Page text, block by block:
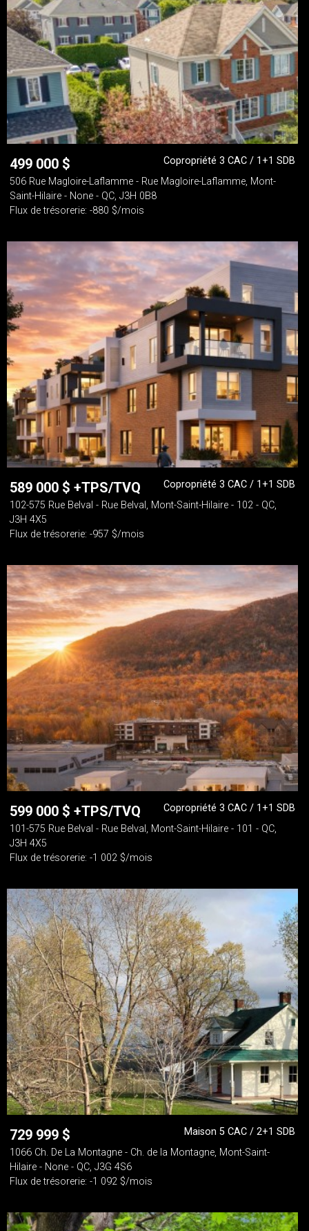
499 000 $
Copropriété 3 CAC / 1+1 SDB
506 Rue Magloire-Laflamme - Rue Magloire-Laflamme, Mont-
Saint-Hilaire - None - QC, J3H 0B8
Flux de trésorerie: -880 $/mois
589 000 $ +TPS/TVQ
Copropriété 3 CAC / 1+1 SDB
102-575 Rue Belval - Rue Belval, Mont-Saint-Hilaire - 102 - QC,
J3H 4X5
Flux de trésorerie: -957 $/mois
599 000 $ +TPS/TVQ
Copropriété 3 CAC / 1+1 SDB
101-575 Rue Belval - Rue Belval, Mont-Saint-Hilaire - 101 - QC,
J3H 4X5
Flux de trésorerie: -1 002 $/mois
729 999 $
Maison 5 CAC / 2+1 SDB
1066 Ch. De La Montagne - Ch. de la Montagne, Mont-Saint-
Hilaire - None - QC, J3G 4S6
Flux de trésorerie: -1 092 $/mois